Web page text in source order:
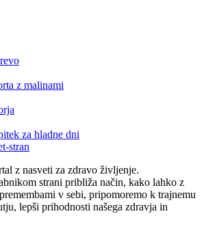
z malinami
za hladne dni
z nasveti za zdravo življenje.
strani približa način, kako lahko z
v sebi, pripomoremo k trajnemu
lepši prihodnosti našega zdravja in